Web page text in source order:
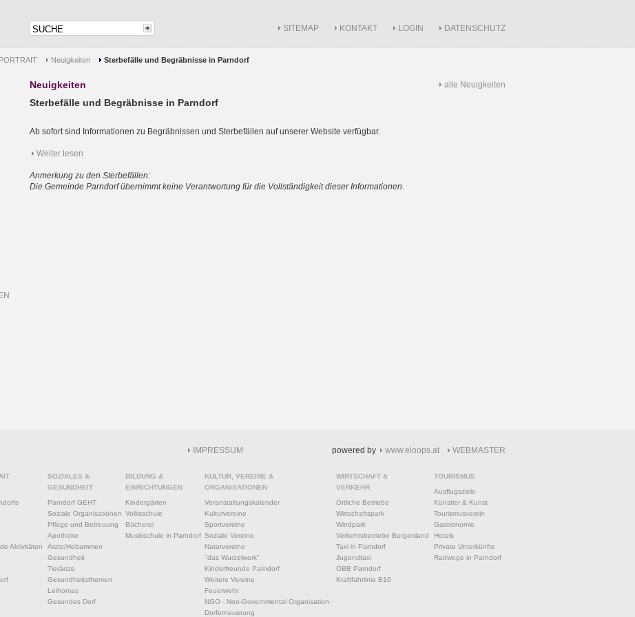
SITEMAP KONTAKT LOGIN DATENSCHUTZ
Neuigkeiten Sterbefälle und Begräbnisse in Parndorf
alle Neuigkeiten
Neuigkeiten
Sterbefälle und Begräbnisse in Parndorf
Ab sofort sind Informationen zu Begräbnissen und Sterbefällen auf unserer Website verfügbar.
Weiter lesen
Anmerkung zu den Sterbefällen:
Die Gemeinde Parndorf übernimmt keine Verantwortung für die Vollständigkeit dieser Informationen.
IMPRESSUM powered by www.eloops.at WEBMASTER
Aktivitäten
SOZIALES &
GESUNDHEIT
Parndorf GEHT
Soziale Organisationen
Pflege und Betreuung
Apotheke
Ärzte/Hebammen
Gesundheit
Tierärzte
Gesundheitsthemen
Leihomas
Gesundes Dorf
BILDUNG &
EINRICHTUNGEN
Kindergärten
Volksschule
Bücherei
Musikschule in Parndorf
KULTUR, VEREINE &
ORGANISATIONEN
Veranstaltungskalender
Kulturvereine
Sportvereine
Soziale Vereine
Naturvereine
"das Wurzelwerk"
Kinderfreunde Parndorf
Weitere Vereine
Feuerwehr
NGO - Non-Governmental Organisation
Dorferneuerung
WIRTSCHAFT &
VERKEHR
Örtliche Betriebe
Wirtschaftspark
Windpark
Verkehrsbetriebe Burgenland
Taxi in Parndorf
Jugendtaxi
ÖBB Parndorf
Kraftfahrlinie B10
TOURISMUS
Ausflugsziele
Künstler & Kunst
Tourismusverein
Gastronomie
Hotels
Private Unterkünfte
Radwege in Parndorf